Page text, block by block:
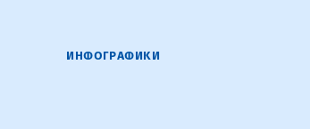
ИНФОГРАФИКИ